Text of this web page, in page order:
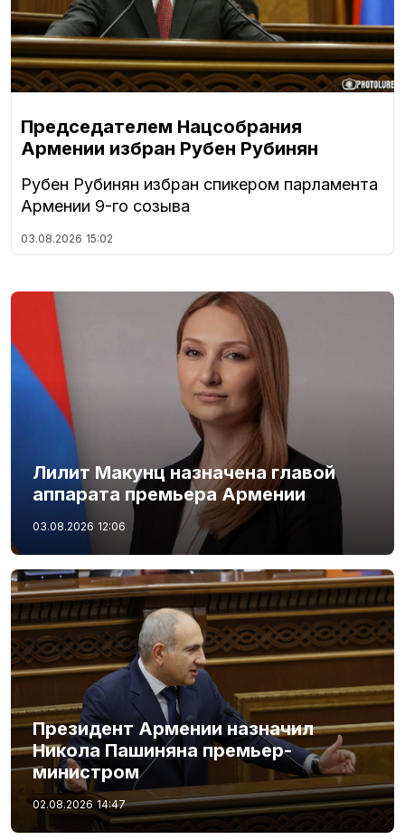
Председателем Нацсобрания
Армении избран Рубен Рубинян
Рубен Рубинян избран спикером парламента
Армении 9-го созыва
03.08.2026 15:02
Лилит Макунц назначена главой
аппарата премьера Армении
03.08.2026 12:06
Президент Армении назначил
Никола Пашиняна премьер-
министром
02.08.2026 14:47